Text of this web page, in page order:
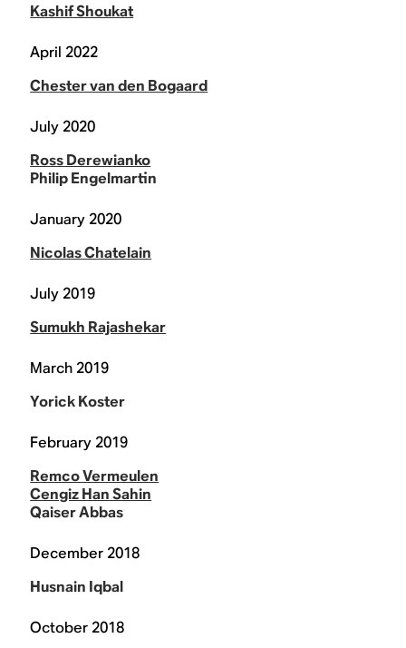
Kashif Shoukat
April 2022
Chester van den Bogaard
July 2020
Ross Derewianko
Philip Engelmartin
January 2020
Nicolas Chatelain
July 2019
Sumukh Rajashekar
March 2019
Yorick Koster
February 2019
Remco Vermeulen
Cengiz Han Sahin
Qaiser Abbas
December 2018
Husnain Iqbal
October 2018